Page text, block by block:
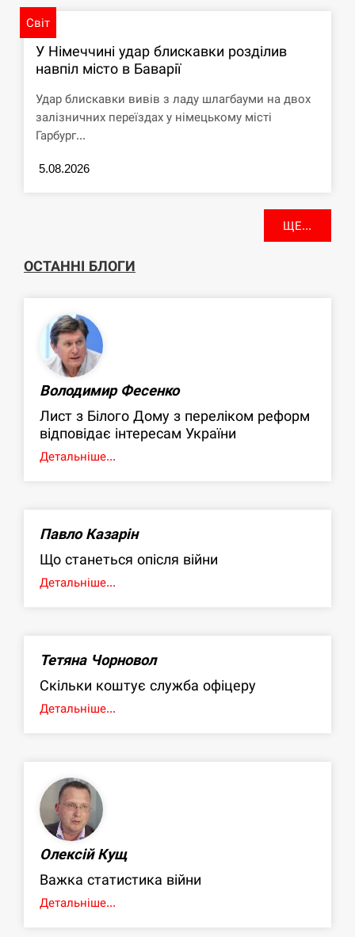
Світ
У Німеччині удар блискавки розділив
навпіл місто в Баварії
Удар блискавки вивів з ладу шлагбауми на двох
залізничних переїздах у німецькому місті
Гарбург...
5.08.2026
ЩЕ...
ОСТАННІ БЛОГИ
Володимир Фесенко
Лист з Білого Дому з переліком реформ
відповідає інтересам України
Детальніше...
Павло Казарін
Що станеться опісля війни
Детальніше...
Тетяна Чорновол
Скільки коштує служба офіцеру
Детальніше...
Олексій Кущ
Важка статистика війни
Детальніше...